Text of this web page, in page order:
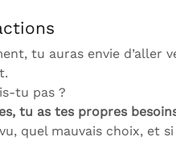
tu auras envie d’aller
tu pas ?
tu as tes propres
vu, quel mauvais choix,